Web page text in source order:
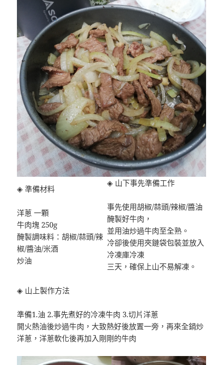
◈ 準備材料
洋蔥 一顆
牛肉塊 250g
醃製調味料：胡椒/蒜頭/辣
椒/醬油/米酒
炒油
◈ 山下事先準備工作
事先使用胡椒/蒜頭/辣椒/醬油
醃製好牛肉，
並用油炒過牛肉至全熟。
冷卻後使用夾鏈袋包裝並放入
冷凍庫冷凍
三天，確保上山不易解凍。
◈ 山上製作方法
準備1.油 2.事先煮好的冷凍牛肉 3.切片洋蔥
開火熱油後炒過牛肉，大致熱好後放置一旁，再來全鍋炒
洋蔥，洋蔥軟化後再加入剛剛的牛肉